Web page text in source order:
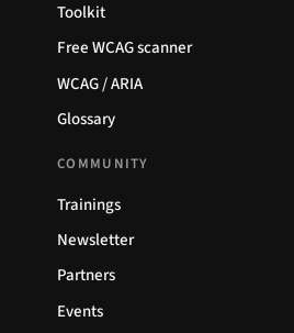
Toolkit
Free WCAG scanner
WCAG / ARIA
Glossary
COMMUNITY
Trainings
Newsletter
Partners
Events